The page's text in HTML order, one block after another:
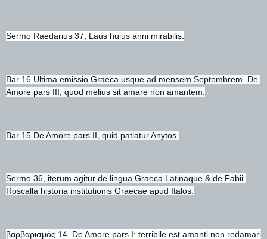
Sermo Raedarius 37, Laus huius anni mirabilis.
Bar 16 Ultima emissio Graeca usque ad mensem Septembrem. De
Amore pars III, quod melius sit amare non amantem.
Bar 15 De Amore pars II, quid patiatur Anytos.
Sermo 36, iterum agitur de lingua Graeca Latinaque & de Fabii
Roscalla historia institutionis Graecae apud Italos.
βαρβαρισμός 14, De Amore pars I: terribile est amanti non redamari